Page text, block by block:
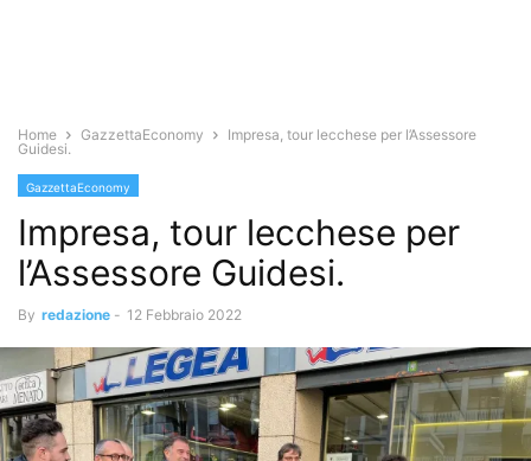
Home GazzettaEconomy
Impresa, tour lecchese per l’Assessore
Guidesi.
GazzettaEconomy
Impresa, tour lecchese per
l’Assessore Guidesi.
By redazione - 12 Febbraio 2022